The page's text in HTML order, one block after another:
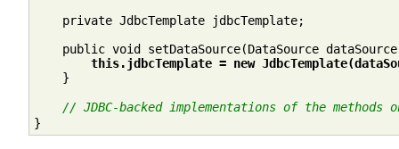
    private JdbcTemplate jdbcTemplate;
public void setDataSource(DataSource
this.jdbcTemplate = new
    }
// JDBC-backed implementations of the methods
}